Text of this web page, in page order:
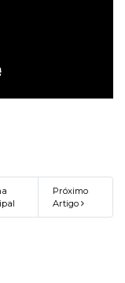
Próximo
Artigo